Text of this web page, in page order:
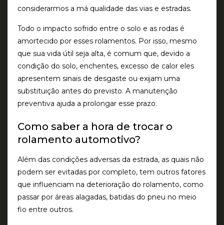
considerarmos a má qualidade das vias e estradas.
Todo o impacto sofrido entre o solo e as rodas é
amortecido por esses rolamentos. Por isso, mesmo
que sua vida útil seja alta, é comum que, devido a
condição do solo, enchentes, excesso de calor eles
apresentem sinais de desgaste ou exijam uma
substituição antes do previsto. A manutenção
preventiva ajuda a prolongar esse prazo.
Como saber a hora de trocar o
rolamento automotivo?
Além das condições adversas da estrada, as quais não
podem ser evitadas por completo, tem outros fatores
que influenciam na deterioração do rolamento, como
passar por áreas alagadas, batidas do pneu no meio
fio entre outros.